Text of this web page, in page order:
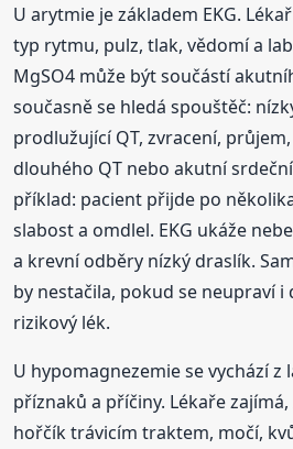
U arytmie je základem EKG.
typ rytmu, pulz, tlak, vědomí a
MgSO4 může být součástí
současně se hledá spouštěč:
prodlužující QT, zvracení,
dlouhého QT nebo akutní
příklad: pacient přijde po
slabost a omdlel. EKG ukáže
a krevní odběry nízký draslík.
by nestačila, pokud se neupraví i
rizikový lék.
U hypomagnezemie se vychází
příznaků a příčiny. Lékaře
hořčík trávicím traktem, močí,